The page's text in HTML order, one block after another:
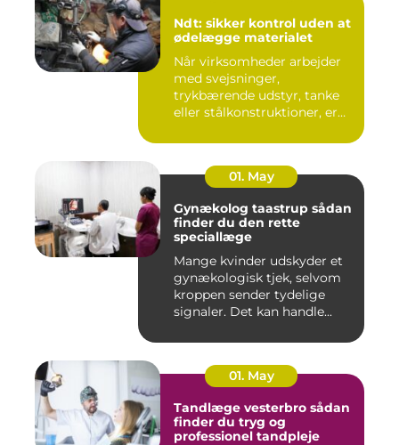
Ndt: sikker kontrol uden at
ødelægge materialet
Når virksomheder arbejder
med svejsninger,
trykbærende udstyr, tanke
eller stålkonstruktioner, er
01. May
Gynækolog taastrup sådan
finder du den rette
speciallæge
Mange kvinder udskyder et
gynækologisk tjek, selvom
kroppen sender tydelige
signaler. Det kan handle...
01. May
Tandlæge vesterbro sådan
finder du tryg og
professionel tandpleje